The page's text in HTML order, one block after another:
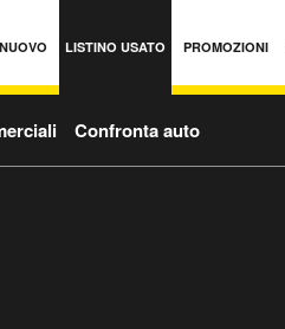
LISTINO USATO PROMOZIONI
Confronta auto